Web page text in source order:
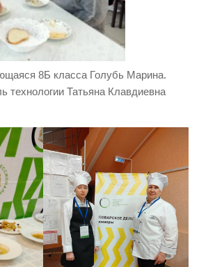
8Б класса Голубь Марина.
технологии Татьяна Клавдиевна